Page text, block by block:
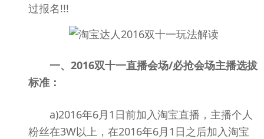
过报名!!!
一、2016双十一直播会场/必抢会场主播选拔
标准：
a)2016年6月1日前加入淘宝直播，主播个人
粉丝在3W以上，在2016年6月1日之后加入淘宝